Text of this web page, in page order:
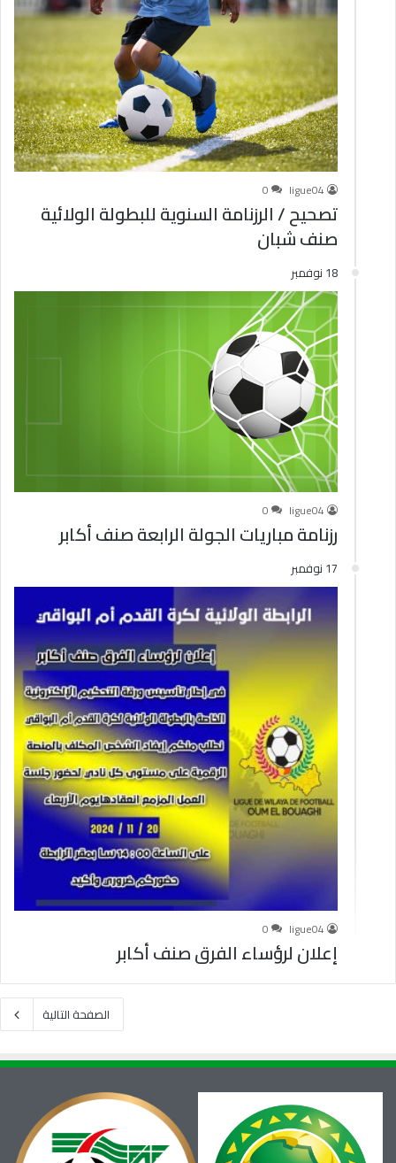
ligue04
0
تصحيح / الرزنامة السنوية للبطولة الولائية
صنف شبان
18 نوفمبر
ligue04
0
رزنامة مباريات الجولة الرابعة صنف أكابر
17 نوفمبر
ligue04
0
إعلان لرؤساء الفرق صنف أكابر
الصفحة التالية